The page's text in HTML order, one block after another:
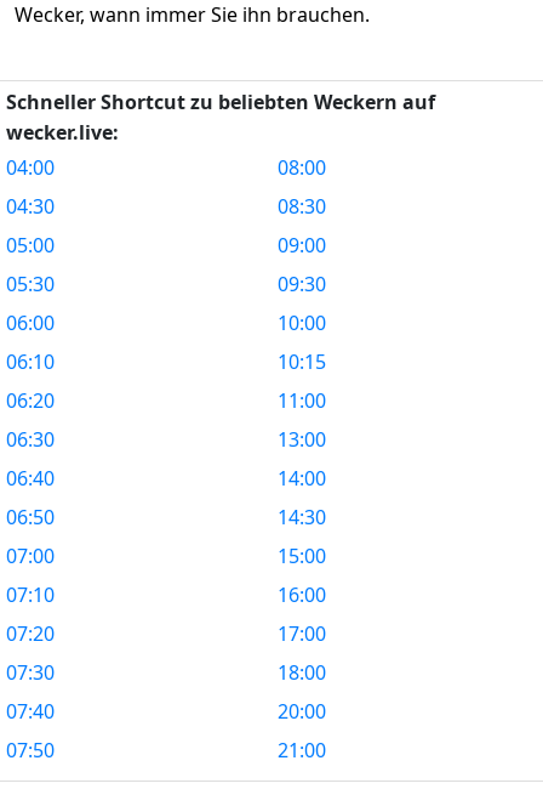
Wecker, wann immer Sie ihn brauchen.
Schneller Shortcut zu beliebten Weckern auf
wecker.live:
04:00
04:30
05:00
05:30
06:00
06:10
06:20
06:30
06:40
06:50
07:00
07:10
07:20
07:30
07:40
07:50
08:00
08:30
09:00
09:30
10:00
10:15
11:00
13:00
14:00
14:30
15:00
16:00
17:00
18:00
20:00
21:00